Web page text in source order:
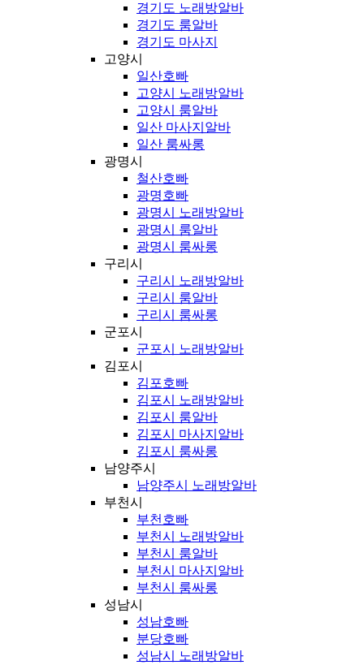
경기도 노래방알바
경기도 룸알바
경기도 마사지
고양시
일산호빠
고양시 노래방알바
고양시 룸알바
일산 마사지알바
일산 룸싸롱
광명시
철산호빠
광명호빠
광명시 노래방알바
광명시 룸알바
광명시 룸싸롱
구리시
구리시 노래방알바
구리시 룸알바
구리시 룸싸롱
군포시
군포시 노래방알바
김포시
김포호빠
김포시 노래방알바
김포시 룸알바
김포시 마사지알바
김포시 룸싸롱
남양주시
남양주시 노래방알바
부천시
부천호빠
부천시 노래방알바
부천시 룸알바
부천시 마사지알바
부천시 룸싸롱
성남시
성남호빠
분당호빠
성남시 노래방알바